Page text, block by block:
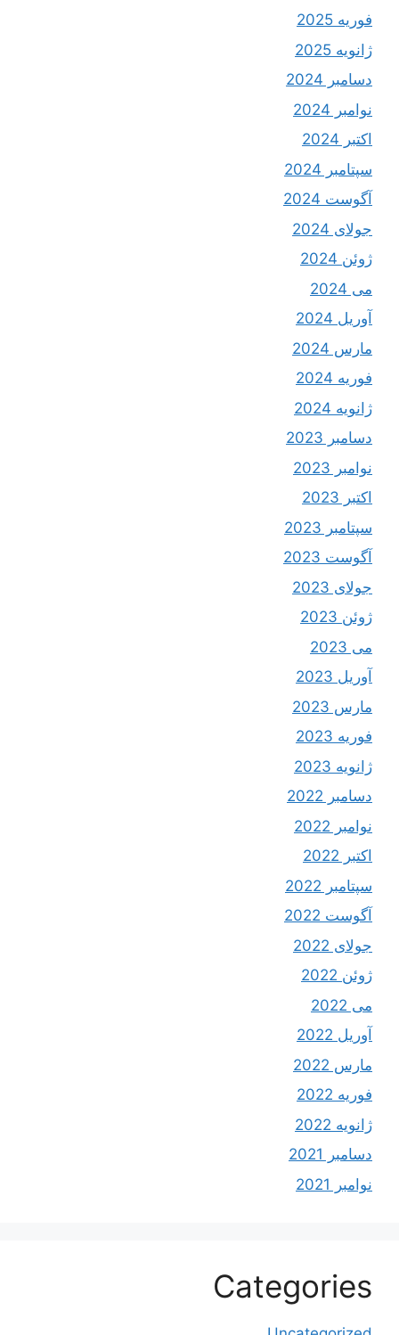
فوریه 2025
ژانویه 2025
دسامبر 2024
نوامبر 2024
اکتبر 2024
سپتامبر 2024
آگوست 2024
جولای 2024
ژوئن 2024
می 2024
آوریل 2024
مارس 2024
فوریه 2024
ژانویه 2024
دسامبر 2023
نوامبر 2023
اکتبر 2023
سپتامبر 2023
آگوست 2023
جولای 2023
ژوئن 2023
می 2023
آوریل 2023
مارس 2023
فوریه 2023
ژانویه 2023
دسامبر 2022
نوامبر 2022
اکتبر 2022
سپتامبر 2022
آگوست 2022
جولای 2022
ژوئن 2022
می 2022
آوریل 2022
مارس 2022
فوریه 2022
ژانویه 2022
دسامبر 2021
نوامبر 2021
Categories